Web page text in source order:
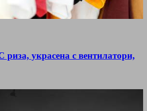
украсена с вентилатори,